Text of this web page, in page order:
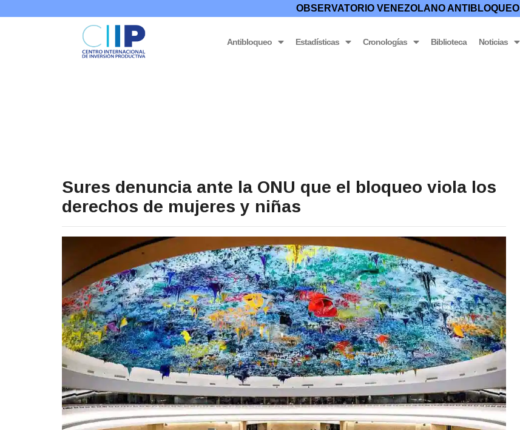
OBSERVATORIO VENEZOLANO ANTIBLOQUEO
Antibloqueo Estadísticas Cronologías Biblioteca Noticias
Sures denuncia ante la ONU que el bloqueo viola los
derechos de mujeres y niñas